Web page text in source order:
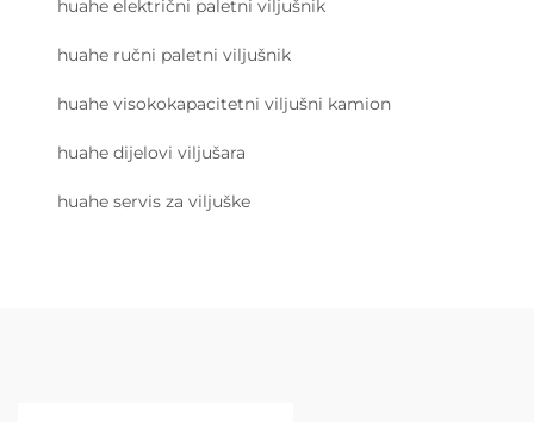
huahe električni paletni viljušnik
huahe ručni paletni viljušnik
huahe visokokapacitetni viljušni kamion
huahe dijelovi viljušara
huahe servis za viljuške